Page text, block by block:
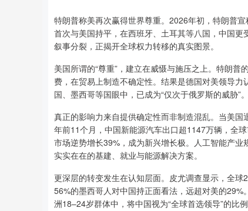
特朗普称美再次赢得世界尊重。2026年初，特朗普
首次与美国持平，在西班牙、土耳其等八国，中国
叙事分裂，正揭开全球权力转移的真实图景。
美国所谓的“尊重”，建立在威慑与施压之上。特朗普
费，在贸易上制造不确定性。结果是德国对美领导
国、墨西哥等国眼中，已成为“仅次于俄罗斯的威胁”
真正的影响力来自提供确定性而非制造混乱。当美
年前11个月，中国新能源汽车出口超1147万辆，全
市场逆势增长39%，成为新兴增长极。人工智能产
实实在在的基建、就业与能源解决方案。
更深层的转变发生在认知层面。皮尤调查显示，全
56%的墨西哥人对中国持正面看法，远超对美的
洲18–24岁群体中，将中国视为“全球首选领导”的比